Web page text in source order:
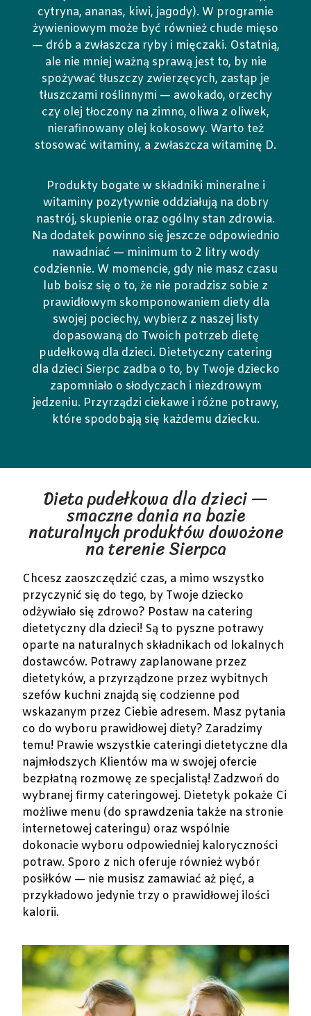
cytryna, ananas, kiwi, jagody). W programie
żywieniowym może być również chude mięso
— drób a zwłaszcza ryby i mięczaki. Ostatnią,
ale nie mniej ważną sprawą jest to, by nie
spożywać tłuszczy zwierzęcych, zastąp je
tłuszczami roślinnymi — awokado, orzechy
czy olej tłoczony na zimno, oliwa z oliwek,
nierafinowany olej kokosowy. Warto też
stosować witaminy, a zwłaszcza witaminę D.
Produkty bogate w składniki mineralne i
witaminy pozytywnie oddziałują na dobry
nastrój, skupienie oraz ogólny stan zdrowia.
Na dodatek powinno się jeszcze odpowiednio
nawadniać — minimum to 2 litry wody
codziennie. W momencie, gdy nie masz czasu
lub boisz się o to, że nie poradzisz sobie z
prawidłowym skomponowaniem diety dla
swojej pociechy, wybierz z naszej listy
dopasowaną do Twoich potrzeb dietę
pudełkową dla dzieci. Dietetyczny catering
dla dzieci Sierpc zadba o to, by Twoje dziecko
zapomniało o słodyczach i niezdrowym
jedzeniu. Przyrządzi ciekawe i różne potrawy,
które spodobają się każdemu dziecku.
Dieta pudełkowa dla dzieci —
smaczne dania na bazie
naturalnych produktów dowożone
na terenie Sierpca
Chcesz zaoszczędzić czas, a mimo wszystko
przyczynić się do tego, by Twoje dziecko
odżywiało się zdrowo? Postaw na catering
dietetyczny dla dzieci! Są to pyszne potrawy
oparte na naturalnych składnikach od lokalnych
dostawców. Potrawy zaplanowane przez
dietetyków, a przyrządzone przez wybitnych
szefów kuchni znajdą się codzienne pod
wskazanym przez Ciebie adresem. Masz pytania
co do wyboru prawidłowej diety? Zaradzimy
temu! Prawie wszystkie cateringi dietetyczne dla
najmłodszych Klientów ma w swojej ofercie
bezpłatną rozmowę ze specjalistą! Zadzwoń do
wybranej firmy cateringowej. Dietetyk pokaże Ci
możliwe menu (do sprawdzenia także na stronie
internetowej cateringu) oraz wspólnie
dokonacie wyboru odpowiedniej kaloryczności
potraw. Sporo z nich oferuje również wybór
posiłków — nie musisz zamawiać aż pięć, a
przykładowo jedynie trzy o prawidłowej ilości
kalorii.